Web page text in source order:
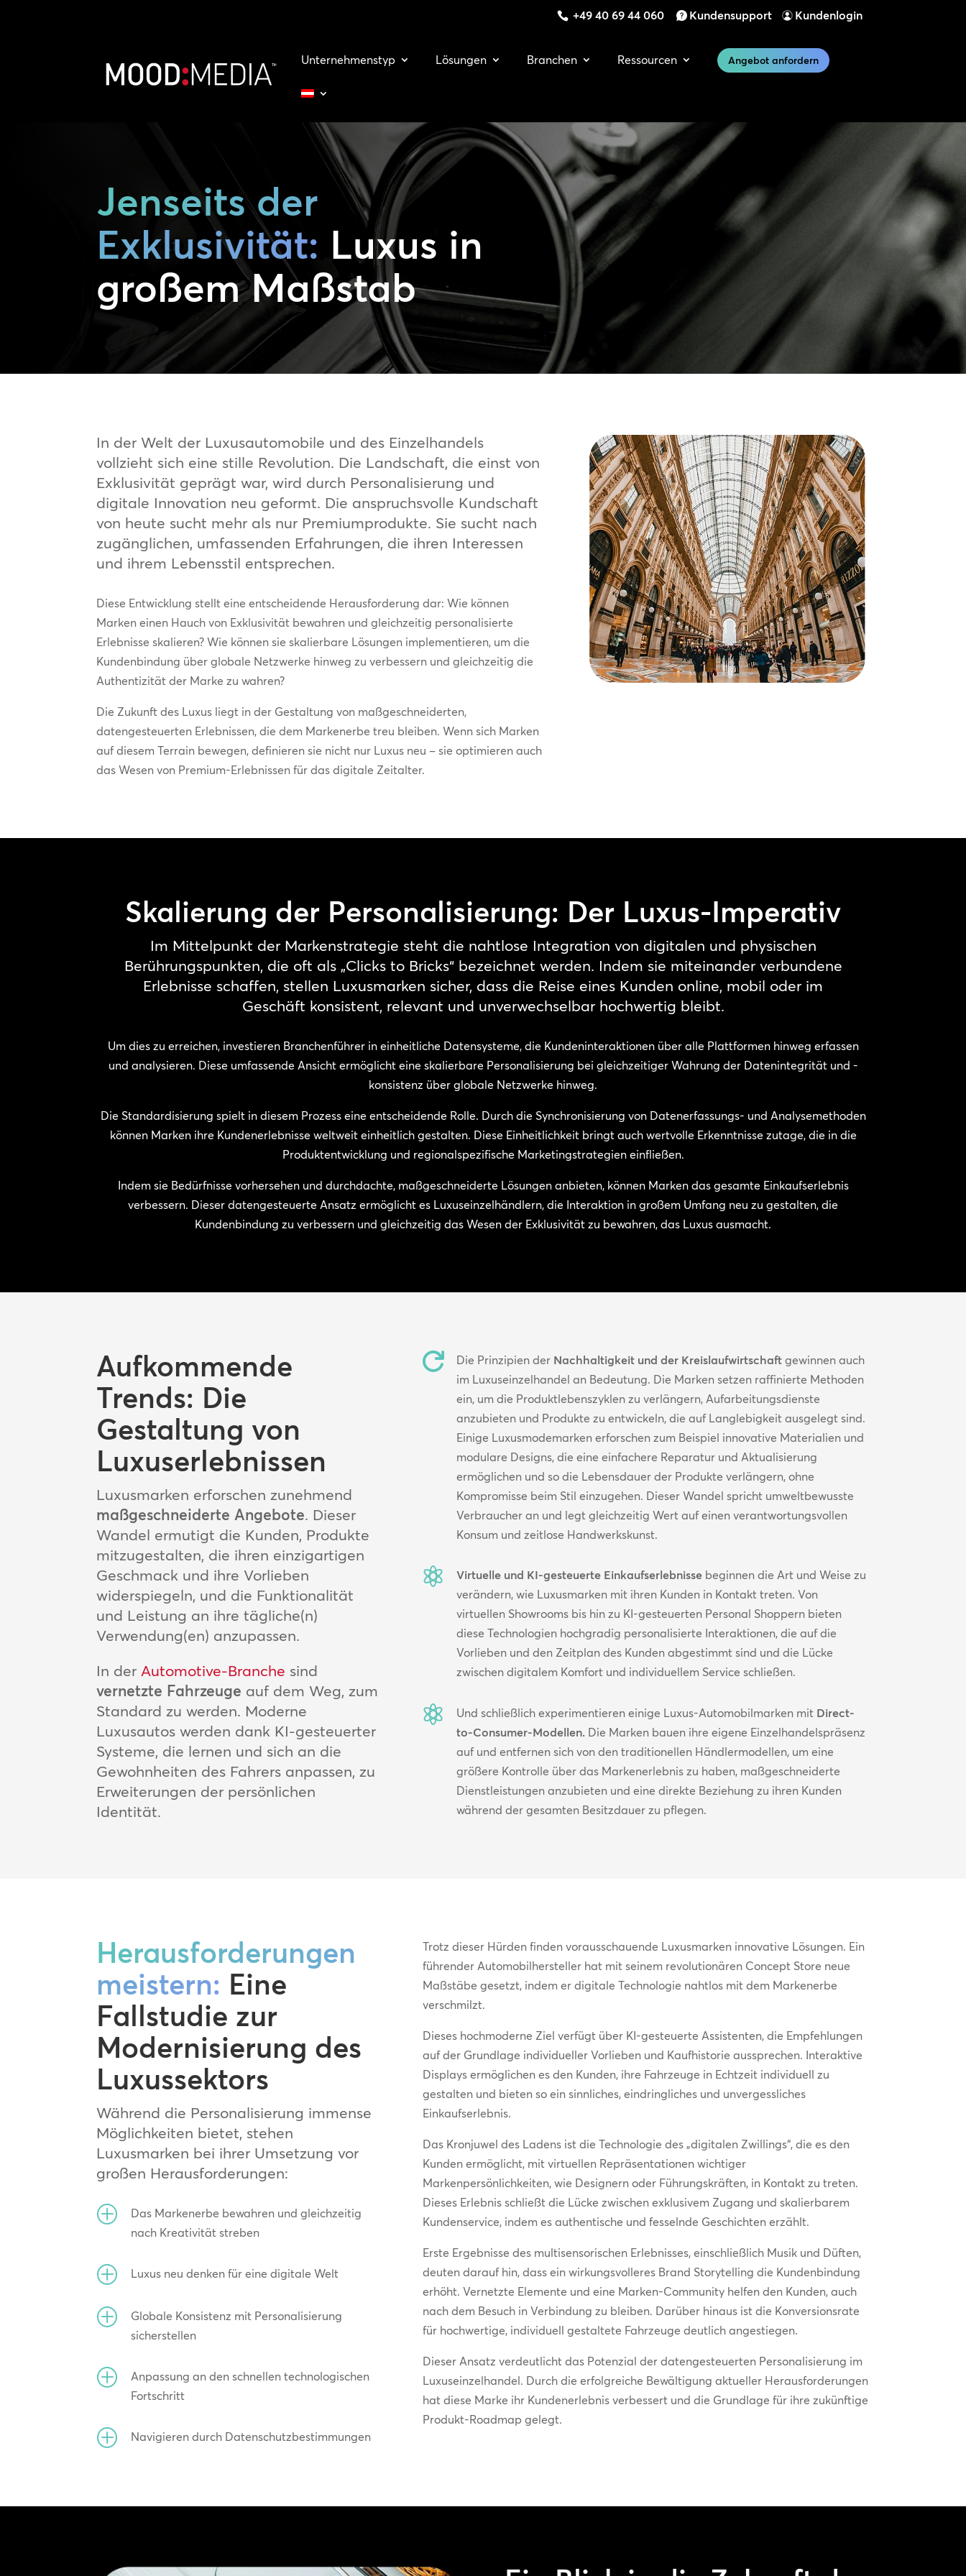
+49 40 69 44 060 Kundensupport Kundenlogin
Unternehmenstyp Lösungen Branchen Ressourcen Angebot anfordern
Jenseits der
Exklusivität: Luxus in
großem Maßstab
In der Welt der Luxusautomobile und des Einzelhandels
vollzieht sich eine stille Revolution. Die Landschaft, die einst von
Exklusivität geprägt war, wird durch Personalisierung und
digitale Innovation neu geformt. Die anspruchsvolle Kundschaft
von heute sucht mehr als nur Premiumprodukte. Sie sucht nach
zugänglichen, umfassenden Erfahrungen, die ihren Interessen
und ihrem Lebensstil entsprechen.
Diese Entwicklung stellt eine entscheidende Herausforderung dar: Wie können
Marken einen Hauch von Exklusivität bewahren und gleichzeitig personalisierte
Erlebnisse skalieren? Wie können sie skalierbare Lösungen implementieren, um die
Kundenbindung über globale Netzwerke hinweg zu verbessern und gleichzeitig die
Authentizität der Marke zu wahren?
Die Zukunft des Luxus liegt in der Gestaltung von maßgeschneiderten,
datengesteuerten Erlebnissen, die dem Markenerbe treu bleiben. Wenn sich Marken
auf diesem Terrain bewegen, definieren sie nicht nur Luxus neu – sie optimieren auch
das Wesen von Premium-Erlebnissen für das digitale Zeitalter.
Skalierung der Personalisierung: Der Luxus-Imperativ
Im Mittelpunkt der Markenstrategie steht die nahtlose Integration von digitalen und physischen
Berührungspunkten, die oft als „Clicks to Bricks“ bezeichnet werden. Indem sie miteinander verbundene
Erlebnisse schaffen, stellen Luxusmarken sicher, dass die Reise eines Kunden online, mobil oder im
Geschäft konsistent, relevant und unverwechselbar hochwertig bleibt.
Um dies zu erreichen, investieren Branchenführer in einheitliche Datensysteme, die Kundeninteraktionen über alle Plattformen hinweg erfassen
und analysieren. Diese umfassende Ansicht ermöglicht eine skalierbare Personalisierung bei gleichzeitiger Wahrung der Datenintegrität und -
konsistenz über globale Netzwerke hinweg.
Die Standardisierung spielt in diesem Prozess eine entscheidende Rolle. Durch die Synchronisierung von Datenerfassungs- und Analysemethoden
können Marken ihre Kundenerlebnisse weltweit einheitlich gestalten. Diese Einheitlichkeit bringt auch wertvolle Erkenntnisse zutage, die in die
Produktentwicklung und regionalspezifische Marketingstrategien einfließen.
Indem sie Bedürfnisse vorhersehen und durchdachte, maßgeschneiderte Lösungen anbieten, können Marken das gesamte Einkaufserlebnis
verbessern. Dieser datengesteuerte Ansatz ermöglicht es Luxuseinzelhändlern, die Interaktion in großem Umfang neu zu gestalten, die
Kundenbindung zu verbessern und gleichzeitig das Wesen der Exklusivität zu bewahren, das Luxus ausmacht.
Aufkommende
Trends: Die
Gestaltung von
Luxuserlebnissen
Luxusmarken erforschen zunehmend
maßgeschneiderte Angebote. Dieser
Wandel ermutigt die Kunden, Produkte
mitzugestalten, die ihren einzigartigen
Geschmack und ihre Vorlieben
widerspiegeln, und die Funktionalität
und Leistung an ihre tägliche(n)
Verwendung(en) anzupassen.
In der Automotive-Branche sind
vernetzte Fahrzeuge auf dem Weg, zum
Standard zu werden. Moderne
Luxusautos werden dank KI-gesteuerter
Systeme, die lernen und sich an die
Gewohnheiten des Fahrers anpassen, zu
Erweiterungen der persönlichen
Identität.
 Die Prinzipien der Nachhaltigkeit und der Kreislaufwirtschaft gewinnen auch
im Luxuseinzelhandel an Bedeutung. Die Marken setzen raffinierte Methoden
ein, um die Produktlebenszyklen zu verlängern, Aufarbeitungsdienste
anzubieten und Produkte zu entwickeln, die auf Langlebigkeit ausgelegt sind.
Einige Luxusmodemarken erforschen zum Beispiel innovative Materialien und
modulare Designs, die eine einfachere Reparatur und Aktualisierung
ermöglichen und so die Lebensdauer der Produkte verlängern, ohne
Kompromisse beim Stil einzugehen. Dieser Wandel spricht umweltbewusste
Verbraucher an und legt gleichzeitig Wert auf einen verantwortungsvollen
Konsum und zeitlose Handwerkskunst.
 Virtuelle und KI-gesteuerte Einkaufserlebnisse beginnen die Art und Weise zu
verändern, wie Luxusmarken mit ihren Kunden in Kontakt treten. Von
virtuellen Showrooms bis hin zu KI-gesteuerten Personal Shoppern bieten
diese Technologien hochgradig personalisierte Interaktionen, die auf die
Vorlieben und den Zeitplan des Kunden abgestimmt sind und die Lücke
zwischen digitalem Komfort und individuellem Service schließen.
 Und schließlich experimentieren einige Luxus-Automobilmarken mit Direct-
to-Consumer-Modellen. Die Marken bauen ihre eigene Einzelhandelspräsenz
auf und entfernen sich von den traditionellen Händlermodellen, um eine
größere Kontrolle über das Markenerlebnis zu haben, maßgeschneiderte
Dienstleistungen anzubieten und eine direkte Beziehung zu ihren Kunden
während der gesamten Besitzdauer zu pflegen.
Herausforderungen
meistern: Eine
Fallstudie zur
Modernisierung des
Luxussektors
Während die Personalisierung immense
Möglichkeiten bietet, stehen
Luxusmarken bei ihrer Umsetzung vor
großen Herausforderungen:
P
Das Markenerbe bewahren und gleichzeitig
nach Kreativität streben
P Luxus neu denken für eine digitale Welt
P
Globale Konsistenz mit Personalisierung
sicherstellen
P
Anpassung an den schnellen technologischen
Fortschritt
P Navigieren durch Datenschutzbestimmungen
Trotz dieser Hürden finden vorausschauende Luxusmarken innovative Lösungen. Ein
führender Automobilhersteller hat mit seinem revolutionären Concept Store neue
Maßstäbe gesetzt, indem er digitale Technologie nahtlos mit dem Markenerbe
verschmilzt.
Dieses hochmoderne Ziel verfügt über KI-gesteuerte Assistenten, die Empfehlungen
auf der Grundlage individueller Vorlieben und Kaufhistorie aussprechen. Interaktive
Displays ermöglichen es den Kunden, ihre Fahrzeuge in Echtzeit individuell zu
gestalten und bieten so ein sinnliches, eindringliches und unvergessliches
Einkaufserlebnis.
Das Kronjuwel des Ladens ist die Technologie des „digitalen Zwillings“, die es den
Kunden ermöglicht, mit virtuellen Repräsentationen wichtiger
Markenpersönlichkeiten, wie Designern oder Führungskräften, in Kontakt zu treten.
Dieses Erlebnis schließt die Lücke zwischen exklusivem Zugang und skalierbarem
Kundenservice, indem es authentische und fesselnde Geschichten erzählt.
Erste Ergebnisse des multisensorischen Erlebnisses, einschließlich Musik und Düften,
deuten darauf hin, dass ein wirkungsvolleres Brand Storytelling die Kundenbindung
erhöht. Vernetzte Elemente und eine Marken-Community helfen den Kunden, auch
nach dem Besuch in Verbindung zu bleiben. Darüber hinaus ist die Konversionsrate
für hochwertige, individuell gestaltete Fahrzeuge deutlich angestiegen.
Dieser Ansatz verdeutlicht das Potenzial der datengesteuerten Personalisierung im
Luxuseinzelhandel. Durch die erfolgreiche Bewältigung aktueller Herausforderungen
hat diese Marke ihr Kundenerlebnis verbessert und die Grundlage für ihre zukünftige
Produkt-Roadmap gelegt.